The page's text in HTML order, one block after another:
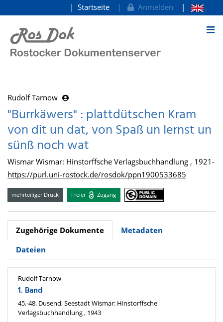
zum Inhalt
Startseite Anmelden
Rudolf Tarnow
"Burrkäwers" : plattdütschen Kram
von dit un dat, von Spaß un Iernst un
sünß noch wat
Wismar Wismar: Hinstorffsche Verlagsbuchhandlung , 1921-
https://purl.uni-rostock.de/rosdok/ppn1900533685
mehrteiliger Druck Freier Zugang
Zugehörige Dokumente
Metadaten
Dateien
Rudolf Tarnow
1. Band
45.-48. Dusend, Seestadt Wismar: Hinstorffsche
Verlagsbuchhandlung , 1943